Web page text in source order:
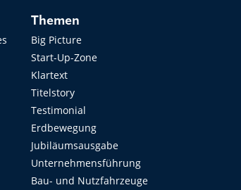
Themen
Big Picture
Start-Up-Zone
Klartext
Titelstory
Testimonial
Erdbewegung
Jubiläumsausgabe
Unternehmensführung
Bau- und Nutzfahrzeuge